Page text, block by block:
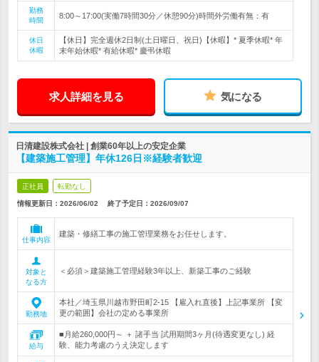
勤務
時間
8:00～17:00(実働7時間30分／休憩90分)時間外労働有無：有
休日
休暇
【休日】完全週休2日制(土日曜日、祝日)【休暇】* 夏季休暇* 年
末年始休暇* 有給休暇* 慶弔休暇
求人詳細を見る 気になる
日清建設株式会社 | 創業60年以上の安定企業
【建築施工管理】年休126日※経験者歓迎
正社員 転勤なし
情報更新日：2026/06/02 終了予定日： 2026/09/07
仕事内容
建築・修繕工事の施工管理業務をお任せします。
対象と
なる方
＜必須＞建築施工管理経験3年以上、新築工事のご経験
勤務地
本社／埼玉県川越市野田町2-15 【雇入れ直後】上記事業所 【変
更の範囲】会社の定める事業所
給与
■月給260,000円～ ＋ 諸手当 試用期間3ヶ月(待遇変更なし) 経
験、能力考慮のうえ決定します